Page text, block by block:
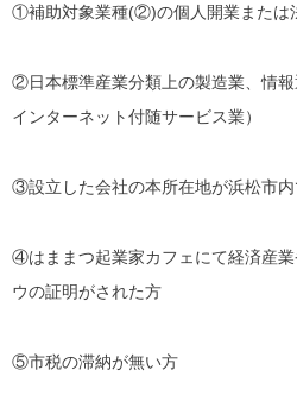
①補助対象業種(②)の個人開業または
②日本標準産業分類上の製造業、情報
インターネット付随サービス業）
③設立した会社の本所在地が浜松市内
④はままつ起業家カフェにて経済産
ウの証明がされた方
⑤市税の滞納が無い方